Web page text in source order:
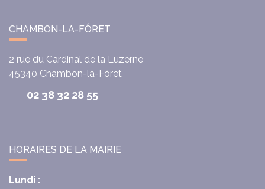
CHAMBON-LA-FÔRET
2 rue du Cardinal de la Luzerne
45340 Chambon-la-Fôret
02 38 32 28 55
HORAIRES DE LA MAIRIE
Lundi :